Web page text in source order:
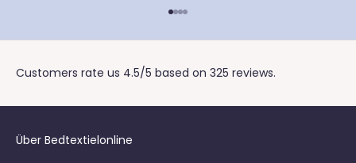
Gehe zu Element 1
Gehe zu Element 2
Gehe zu Element 3
Gehe zu Element 4
Customers rate us 4.5/5 based on 325 reviews.
Über Bedtextielonline